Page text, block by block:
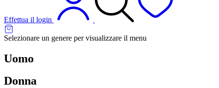
Effettua il login
Selezionare un genere per visualizzare il menu
Uomo
Donna